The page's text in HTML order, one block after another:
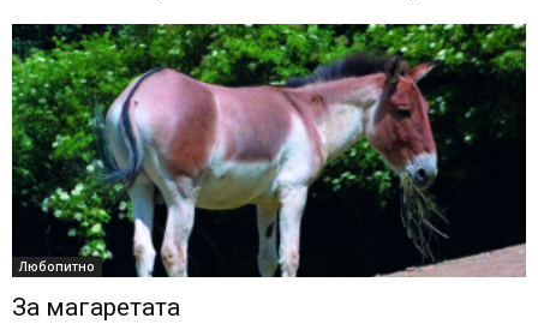
Любопитно
За магаретата